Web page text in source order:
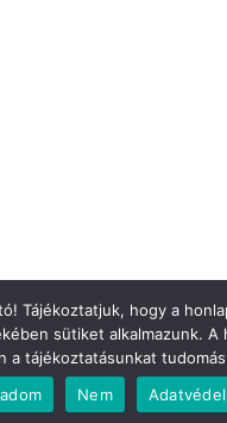
Tájékoztatjuk, hogy a
sütiket alkalmazunk. A
a tájékoztatásunkat
Nem